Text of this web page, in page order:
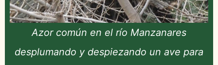
Azor común en el río Manzanares
desplumando y despiezando un ave para